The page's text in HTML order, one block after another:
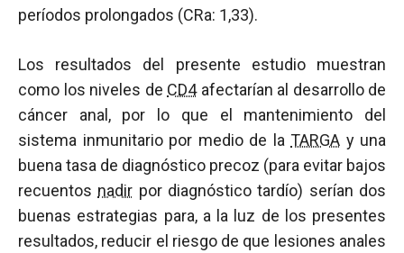
períodos prolongados (CRa: 1,33).
Los resultados del presente estudio muestran
como los niveles de CD4afectarían al desarrollo de
cáncer anal, por lo que el mantenimiento del
sistema inmunitario por medio de la TARGA y una
buena tasa de diagnóstico precoz (para evitar bajos
recuentos nadir por diagnóstico tardío) serían dos
buenas estrategias para, a la luz de los presentes
resultados, reducir el riesgo de que lesiones anales